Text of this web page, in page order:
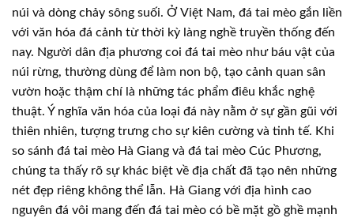
núi và dòng chảy sông suối. Ở Việt Nam, đá tai mèo gắn liền
với văn hóa đá cảnh từ thời kỳ làng nghề truyền thống đến
nay. Người dân địa phương coi đá tai mèo như báu vật của
núi rừng, thường dùng để làm non bộ, tạo cảnh quan sân
vườn hoặc thậm chí là những tác phẩm điêu khắc nghệ
thuật. Ý nghĩa văn hóa của loại đá này nằm ở sự gần gũi với
thiên nhiên, tượng trưng cho sự kiên cường và tinh tế. Khi
so sánh đá tai mèo Hà Giang và đá tai mèo Cúc Phương,
chúng ta thấy rõ sự khác biệt về địa chất đã tạo nên những
nét đẹp riêng không thể lẫn. Hà Giang với địa hình cao
nguyên đá vôi mang đến đá tai mèo có bề mặt gồ ghề mạnh